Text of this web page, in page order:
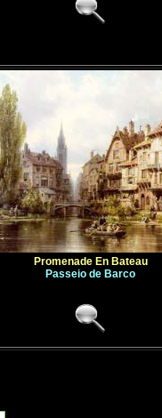
Promenade En Bateau
Passeio de Barco